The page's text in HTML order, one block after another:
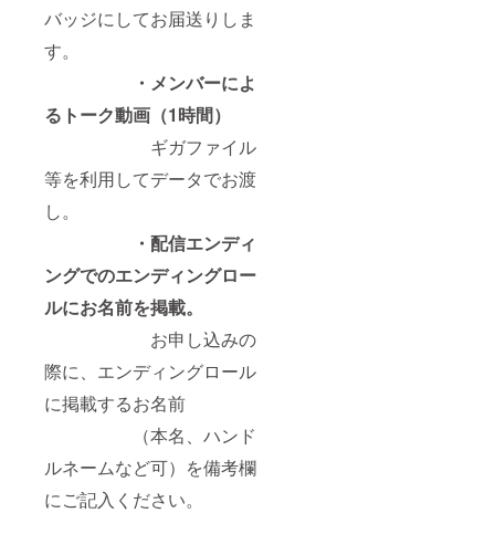
バッジにしてお届送りしま
す。
・メンバーによ
るトーク動画（1時間）
ギガファイル
等を利用してデータでお渡
し。
・配信エンディ
ングでのエンディングロー
ルにお名前を掲載。
お申し込みの
際に、エンディングロール
に掲載するお名前
（本名、ハンド
ルネームなど可）を備考欄
にご記入ください。